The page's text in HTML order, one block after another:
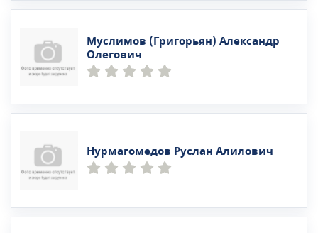
Муслимов (Григорьян) Александр
Олегович
Нурмагомедов Руслан Алилович